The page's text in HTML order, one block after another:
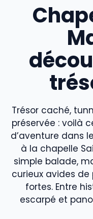
Trésor caché,
préservée : voilà
d’aventure dans
à la chapelle
simple balade,
curieux avides
fortes. Entre
escarpé et